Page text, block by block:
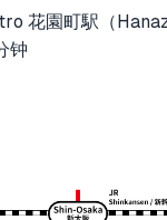
花園町駅（
钟